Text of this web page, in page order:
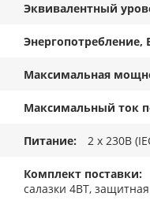
Эквивалентный
Энергопотребление,
Максимальная
Максимальный ток
Питание 2 x 230В
Комплект поставки
салазки 4BT,